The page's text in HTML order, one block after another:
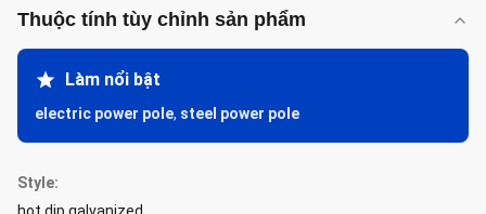
Thuộc tính tùy chỉnh sản phẩm
Làm nổi bật
electric power pole, steel power pole
Style: